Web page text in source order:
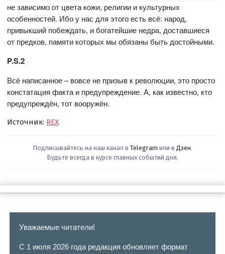
не зависимо от цвета кожи, религии и культурных
особенностей. Ибо у нас для этого есть всё: народ,
привыкший побеждать, и богатейшие недра, доставшиеся
от предков, памяти которых мы обязаны быть достойными.
P.S.2
Всё написанное – вовсе не призыв к революции, это просто
констатация факта и предупреждение. А, как известно, кто
предупреждён, тот вооружён.
Источник: REX
Подписывайтесь на наш канал в Telegram или в Дзен.
Будьте всегда в курсе главных событий дня.
Уважаемые читатели!
С 1 июля 2026 года редакция обновляет формат